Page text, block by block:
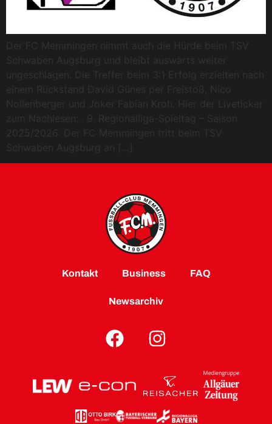
Der FC Memmingen nimmt auch die Hürde beim TSV
Schwaben Augsburg und bleibt auswärts weiter
ungeschlagen. Die Treffer beim 3:1 Erfolg erzielten nach
einem Rückstand David Günes per Freistoß, Nico
Nollenberger und Joker Fabian Kroh. Hier der Liveticker
zum Nachlesen: . 9. Regionalliga-Spieltag – Saison
2025/2026: Der FC Memmingen tritt beim TSV
Schwaben Augsburg an […]
Kontakt Business FAQ
Newsarchiv